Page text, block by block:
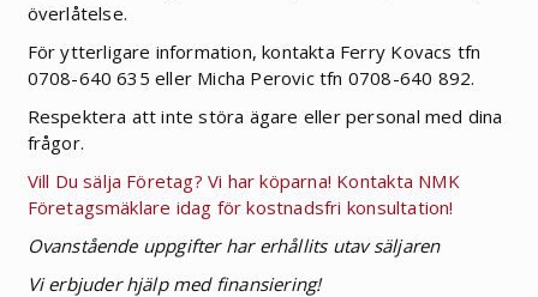
överlåtelse.
För ytterligare information, kontakta Ferry Kovacs tfn
0708-640 635 eller Micha Perovic tfn 0708-640 892.
Respektera att inte störa ägare eller personal med dina
frågor.
Vill Du sälja Företag? Vi har köparna! Kontakta NMK
Företagsmäklare idag för kostnadsfri konsultation!
Ovanstående uppgifter har erhållits utav säljaren
Vi erbjuder hjälp med finansiering!